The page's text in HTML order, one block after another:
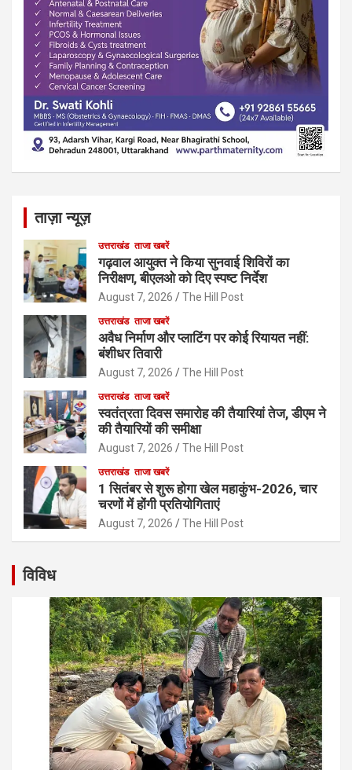
ताज़ा न्यूज़
उत्तराखंड ताजा खबरें
गढ़वाल आयुक्त ने किया सुनवाई शिविरों का
निरीक्षण, बीएलओ को दिए स्पष्ट निर्देश
August 7, 2026 The Hill Post
उत्तराखंड ताजा खबरें
अवैध निर्माण और प्लाटिंग पर कोई रियायत नहीं:
बंशीधर तिवारी
August 7, 2026 The Hill Post
उत्तराखंड ताजा खबरें
स्वतंत्रता दिवस समारोह की तैयारियां तेज, डीएम ने
की तैयारियों की समीक्षा
August 7, 2026 The Hill Post
उत्तराखंड ताजा खबरें
1 सितंबर से शुरू होगा खेल महाकुंभ-2026, चार
चरणों में होंगी प्रतियोगिताएं
August 7, 2026 The Hill Post
विविध